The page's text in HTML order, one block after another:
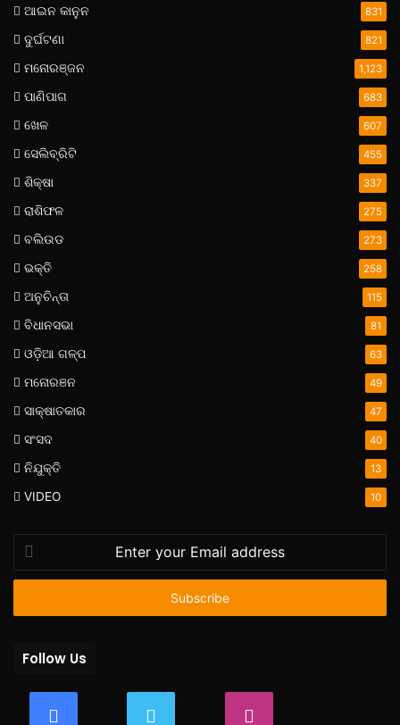
ଆଇନ କାନୁନ 831
ଦୁର୍ଘଟଣା 821
ମନୋରଞ୍ଜନ 1,123
ପାଣିପାଗ 683
ଖେଳ 607
ସେଲିବ୍ରିଟି 455
ଶିକ୍ଷା 337
ରାଶିଫଳ 275
ବଲିଉଡ 273
ଭକ୍ତି 258
ଅନୁଚିନ୍ତା 115
ବିଧାନସଭା 81
ଓଡ଼ିଆ ଗଳ୍ପ 63
ମନୋରଞନ 49
ସାକ୍ଷାତକାର 47
ସଂସଦ 40
ନିଯୁକ୍ତି 13
VIDEO 10
your
Email
Follow Us